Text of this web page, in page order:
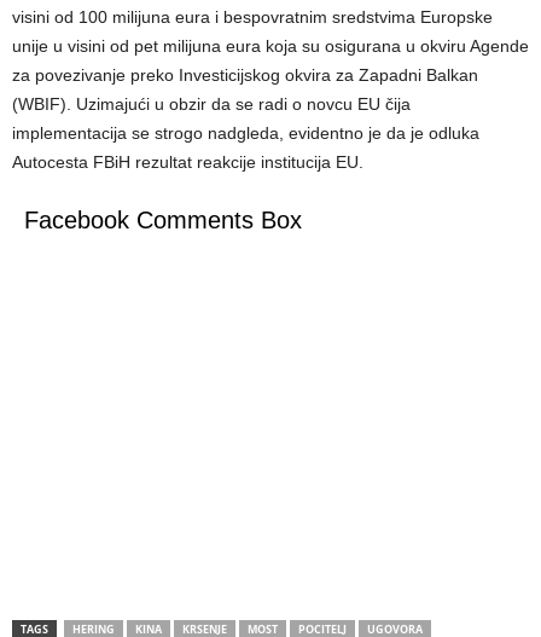
visini od 100 milijuna eura i bespovratnim sredstvima Europske
unije u visini od pet milijuna eura koja su osigurana u okviru Agende
za povezivanje preko Investicijskog okvira za Zapadni Balkan
(WBIF). Uzimajući u obzir da se radi o novcu EU čija
implementacija se strogo nadgleda, evidentno je da je odluka
Autocesta FBiH rezultat reakcije institucija EU.
Facebook Comments Box
TAGS HERING KINA KRSENJE MOST POCITELJ UGOVORA